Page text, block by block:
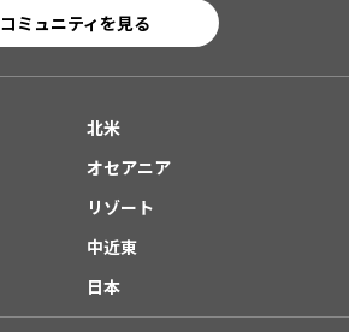
コミュニティを見る
北米
オセアニア
リゾート
中近東
日本